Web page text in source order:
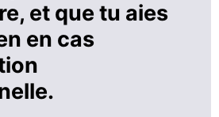
et que tu aies
en cas